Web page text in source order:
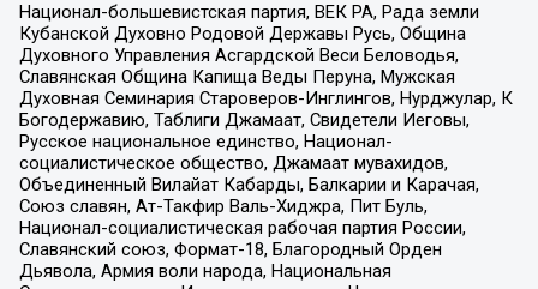
Национал-большевистская партия, ВЕК РА, Рада земли
Кубанской Духовно Родовой Державы Русь, Община
Духовного Управления Асгардской Веси Беловодья,
Славянская Община Капища Веды Перуна, Мужская
Духовная Семинария Староверов-Инглингов, Нурджулар, К
Богодержавию, Таблиги Джамаат, Свидетели Иеговы,
Русское национальное единство, Национал-
социалистическое общество, Джамаат мувахидов,
Объединенный Вилайат Кабарды, Балкарии и Карачая,
Союз славян, Ат-Такфир Валь-Хиджра, Пит Буль,
Национал-социалистическая рабочая партия России,
Славянский союз, Формат-18, Благородный Орден
Дьявола, Армия воли народа, Национальная